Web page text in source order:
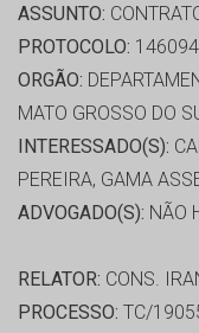
ASSUNTO:
PROTOCOLO:
ORGÃO:
MATO GROSSO DO
INTERESSADO(S):
PEREIRA, GAMA
ADVOGADO(S): NÃO
RELATOR: CONS.
PROCESSO: TC/